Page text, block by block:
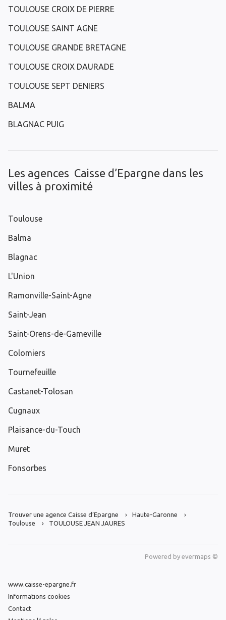
TOULOUSE CROIX DE PIERRE
TOULOUSE SAINT AGNE
TOULOUSE GRANDE BRETAGNE
TOULOUSE CROIX DAURADE
TOULOUSE SEPT DENIERS
BALMA
BLAGNAC PUIG
Les agences Caisse d’Epargne dans les
villes à proximité
Toulouse
Balma
Blagnac
L'Union
Ramonville-Saint-Agne
Saint-Jean
Saint-Orens-de-Gameville
Colomiers
Tournefeuille
Castanet-Tolosan
Cugnaux
Plaisance-du-Touch
Muret
Fonsorbes
Trouver une agence Caisse d’Epargne
Haute-Garonne
Toulouse
TOULOUSE JEAN JAURES
Powered by evermaps ©
www.caisse-epargne.fr
Informations cookies
Contact